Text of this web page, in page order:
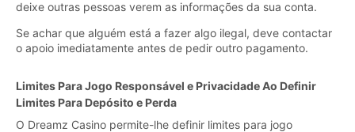
deixe outras pessoas verem as informações da sua conta.
Se achar que alguém está a fazer algo ilegal, deve contactar
o apoio imediatamente antes de pedir outro pagamento.
Limites Para Jogo Responsável e Privacidade Ao Definir
Limites Para Depósito e Perda
O Dreamz Casino permite-lhe definir limites para jogo